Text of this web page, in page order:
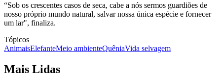
“Sob os crescentes casos de seca, cabe a nós sermos guardiões de
nosso próprio mundo natural, salvar nossa única espécie e fornecer
um lar", finaliza.
Tópicos
AnimaisElefanteMeio ambienteQuêniaVida selvagem
Mais Lidas